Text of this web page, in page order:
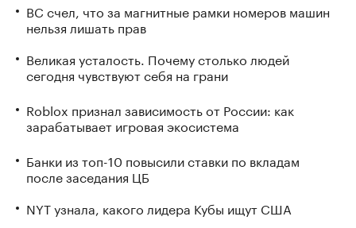
ВС счел, что за магнитные рамки номеров машин
нельзя лишать прав
Великая усталость. Почему столько людей
сегодня чувствуют себя на грани
Roblox признал зависимость от России: как
зарабатывает игровая экосистема
Банки из топ-10 повысили ставки по вкладам
после заседания ЦБ
NYT узнала, какого лидера Кубы ищут США